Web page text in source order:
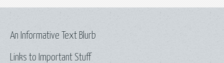
Links to Important Stuff
An Informative Text Blurb